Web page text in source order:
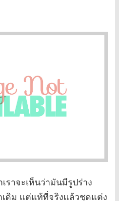
ราจะเห็นว่ามันมีรูปร่าง
ดิม แต่แท้ที่จริงแล้วชุดแต่ง